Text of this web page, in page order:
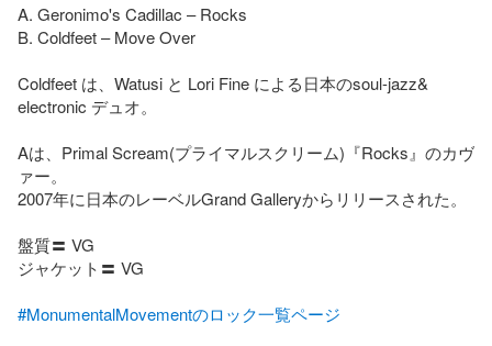
A. Geronimo's Cadillac – Rocks
B. Coldfeet – Move Over
Coldfeet は、Watusi と Lori Fine による日本のsoul-jazz&
electronic デュオ。
Aは、Primal Scream(プライマルスクリーム)『Rocks』のカヴ
ァー。
2007年に日本のレーベルGrand Galleryからリリースされた。
盤質〓 VG
ジャケット〓 VG
#MonumentalMovementのロック一覧ページ